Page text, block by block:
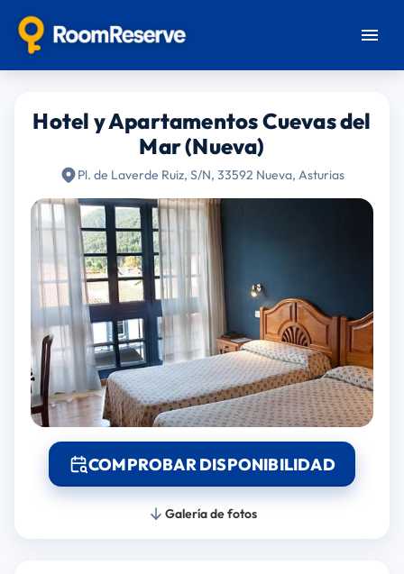
Hotel y Apartamentos Cuevas del
Mar (Nueva)
Pl. de Laverde Ruiz, S/N, 33592 Nueva, Asturias
COMPROBAR DISPONIBILIDAD
Galería de fotos